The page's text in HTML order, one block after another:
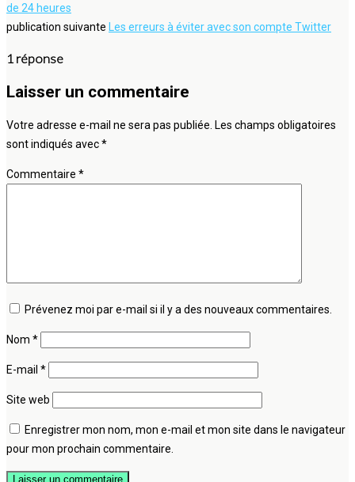
de 24 heures
publication suivante
Les erreurs à éviter avec son compte Twitter
1 réponse
Laisser un commentaire
Votre adresse e-mail ne sera pas publiée. Les champs obligatoires
sont indiqués avec*
Commentaire *
Prévenez moi par e-mail si il y a des nouveaux commentaires.
Nom *
E-mail *
Site web
Enregistrer mon nom, mon e-mail et mon site dans le navigateur
pour mon prochain commentaire.